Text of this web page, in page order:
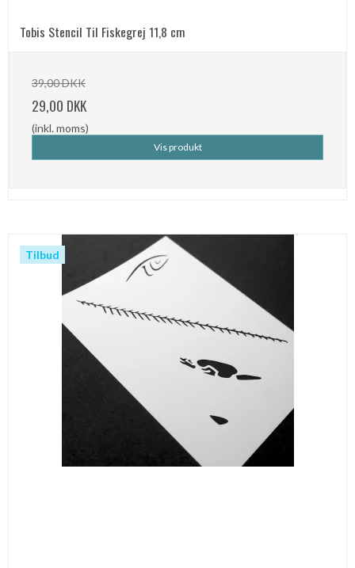
Tobis Stencil Til Fiskegrej 11,8 cm
39,00 DKK
29,00 DKK
(inkl. moms)
Vis produkt
Tilbud